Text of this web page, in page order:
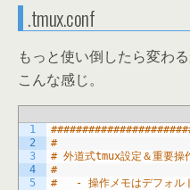
.tmux.conf
もっと使い倒したら変わ
こんな感じ。
1
2
3
4
5
#
# 外道式tmux設定＆重要操
#
#	- 操作メモはデフォ